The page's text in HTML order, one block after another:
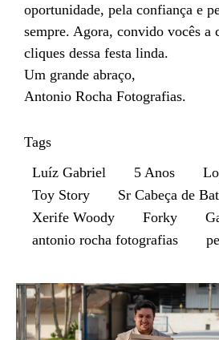
oportunidade, pela confiança e
sempre. Agora, convido vocês a
cliques dessa festa linda.
Um grande abraço,
Antonio Rocha Fotografias.
Tags
Luíz Gabriel
5 Anos
Toy Story
Sr Cabeça de
Xerife Woody
Forky
antonio rocha fotografias